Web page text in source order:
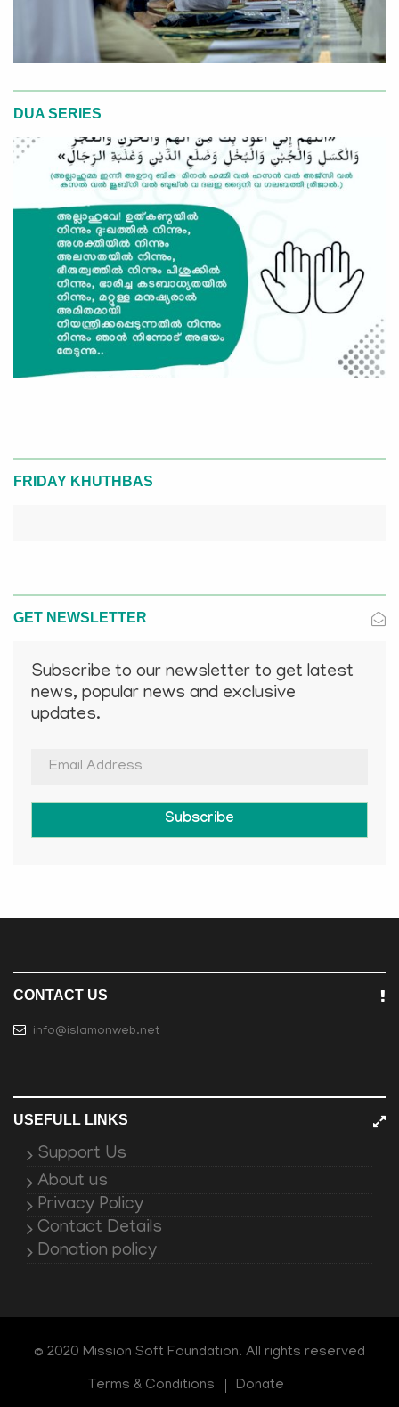
DUA SERIES
FRIDAY KHUTHBAS
GET NEWSLETTER
Subscribe to our newsletter to get latest
news, popular news and exclusive
updates.
Subscribe
CONTACT US
info@islamonweb.net
USEFULL LINKS
Support Us
About us
Privacy Policy
Contact Details
Donation policy
© 2020 Mission Soft Foundation. All rights reserved
Terms & Conditions Donate